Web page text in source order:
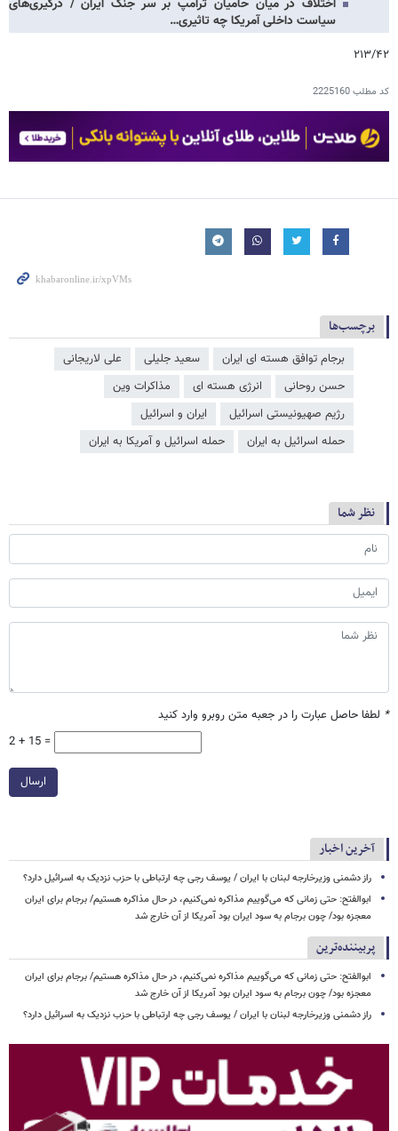
اختلاف در میان حامیان ترامپ بر سر جنگ ایران / درگیری‌های
سیاست داخلی آمریکا چه تاثیری…
۲۱۳/۴۲
کد مطلب2225160
برچسب‌ها
برجام توافق هسته ای ایران سعید جلیلی
علی لاریجانی
حسن روحانی
انرژی هسته ای
مذاکرات وین
رژیم صهیونیستی اسرائیل
ایران و اسرائیل
حمله اسرائیل به ایران
حمله اسرائیل و آمریکا به ایران
نظر شما
* لطفا حاصل عبارت را در جعبه متن روبرو وارد کنید
2 + 15 =
ارسال
آخرین اخبار
راز دشمنی وزیرخارجه لبنان با ایران / یوسف رجی چه ارتباطی با حزب نزدیک به اسرائیل دارد؟
ابوالفتح: حتی زمانی که می‌گوییم مذاکره نمی‌کنیم، در حال مذاکره هستیم/ برجام برای ایران
معجزه بود/ چون برجام به سود ایران بود آمریکا از آن خارج شد
پربیننده‌ترین
ابوالفتح: حتی زمانی که می‌گوییم مذاکره نمی‌کنیم، در حال مذاکره هستیم/ برجام برای ایران
معجزه بود/ چون برجام به سود ایران بود آمریکا از آن خارج شد
راز دشمنی وزیرخارجه لبنان با ایران / یوسف رجی چه ارتباطی با حزب نزدیک به اسرائیل دارد؟